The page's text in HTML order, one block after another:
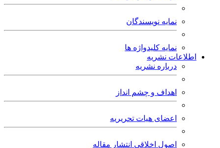
نمایه نویسندگان
نمایه کلیدواژه ها
اطلاعات نشریه
درباره نشریه
اهداف و چشم انداز
اعضای هیات تحریریه
اصول اخلاقی انتشار مقاله